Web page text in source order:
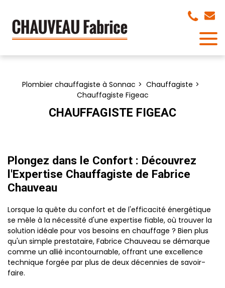
Plombier chauffagiste à Sonnac
Chauffagiste
Chauffagiste Figeac
CHAUFFAGISTE FIGEAC
Plongez dans le Confort : Découvrez
l'Expertise Chauffagiste de Fabrice
Chauveau
Lorsque la quête du confort et de l'efficacité énergétique
se mêle à la nécessité d'une expertise fiable, où trouver la
solution idéale pour vos besoins en chauffage ? Bien plus
qu'un simple prestataire, Fabrice Chauveau se démarque
comme un allié incontournable, offrant une excellence
technique forgée par plus de deux décennies de savoir-
faire.